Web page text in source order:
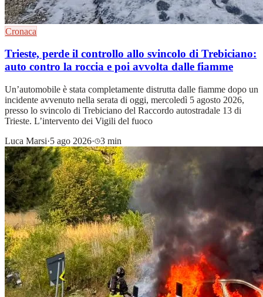
Cronaca
Trieste, perde il controllo allo svincolo di Trebiciano:
auto contro la roccia e poi avvolta dalle fiamme
Un’automobile è stata completamente distrutta dalle fiamme dopo un
incidente avvenuto nella serata di oggi, mercoledì 5 agosto 2026,
presso lo svincolo di Trebiciano del Raccordo autostradale 13 di
Trieste. L’intervento dei Vigili del fuoco
Luca Marsi·5 ago 2026· 3 min